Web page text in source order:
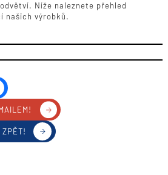
Níže naleznete přehled
našich výrobků.
ZPĚT!